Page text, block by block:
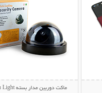
ماکت دوربین مدار بسته Activation Light